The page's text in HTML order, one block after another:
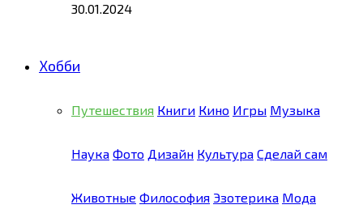
30.01.2024
Хобби
Путешествия Книги Кино Игры Музыка
Наука Фото Дизайн Культура Сделай сам
Животные Философия Эзотерика Мода